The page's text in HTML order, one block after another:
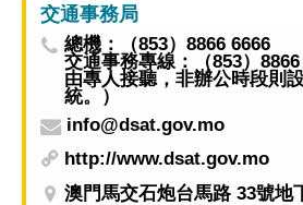
交通事務局
總機：（853）8866 6666
交通事務專線：（853）
由專人接聽，非辦公時段則
統。）
info@dsat.gov.mo
http://www.dsat.gov.mo
澳門馬交石炮台馬路 33號地